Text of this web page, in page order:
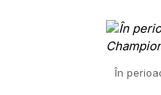
În